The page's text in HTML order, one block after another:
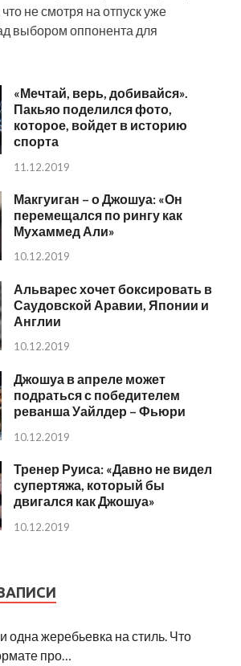
не смотря на отпуск уже
выбором оппонента для
«Мечтай, верь, добивайся».
Пакьяо поделился фото,
которое, войдет в историю
спорта
11.12.2019
Макгуиган – о Джошуа: «Он
перемещался по рингу как
Мухаммед Али»
10.12.2019
Альварес хочет боксировать в
Саудовской Аравии, Японии и
Англии
10.12.2019
Джошуа в апреле может
подраться с победителем
реванша Уайлдер – Фьюри
10.12.2019
Тренер Руиса: «Давно не видел
супертяжа, который бы
двигался как Джошуа»
10.12.2019
одна жеребьевка на стиль. Что
про…